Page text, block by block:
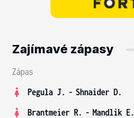
Zajímavé zápasy
Zápas
Pegula J. - Shnaider D.
Brantmeier R. - Mandlik E.